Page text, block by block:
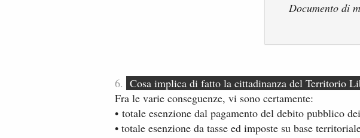
Documento di
6. Cosa implica di fatto l​a cittadinanza del Territorio
Fra le varie conseguenze, vi sono certamente:
• totale esenzione dal pagamento del debito pubblico
• totale esenzione da tasse ed imposte su base